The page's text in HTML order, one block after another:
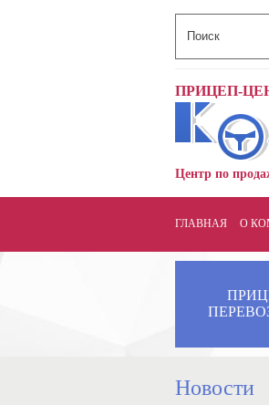
ПРИЦЕП-
Центр по
ГЛАВНАЯ О
Новости